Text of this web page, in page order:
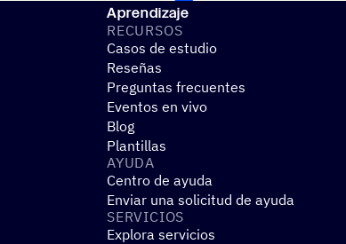
Aprendizaje
RECUR­SOS
Casos de estudio
Reseñas
Preguntas frecuentes
Eventos en vivo
Blog
Plantillas
AYUDA
Centro de ayuda
Enviar una solicitud de ayuda
SERVI­CIOS
Explora servicios